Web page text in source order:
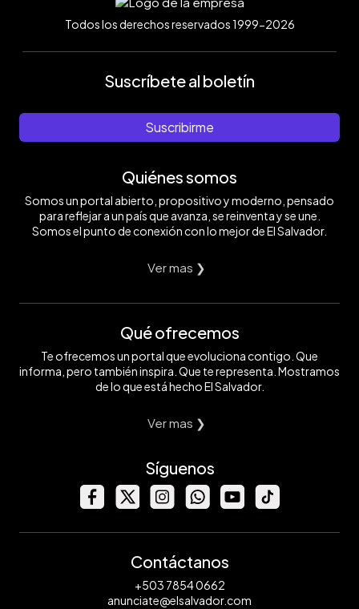
Todos los derechos reservados 1999-2026
Suscríbete al boletín
Suscribirme
Quiénes somos
Somos un portal abierto, propositivo y moderno, pensado
para reflejar a un país que avanza, se reinventa y se une.
Somos el punto de conexión con lo mejor de El Salvador.
Ver mas ❯
Qué ofrecemos
Te ofrecemos un portal que evoluciona contigo. Que
informa, pero también inspira. Que te representa. Mostramos
de lo que está hecho El Salvador.
Ver mas ❯
Síguenos
Contáctanos
+503 7854 0662
anunciate@elsalvador.com